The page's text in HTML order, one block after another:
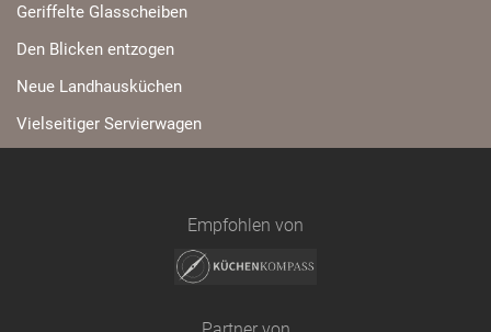
Geriffelte Glasscheiben
Den Blicken entzogen
Neue Landhausküchen
Vielseitiger Servierwagen
Empfohlen von